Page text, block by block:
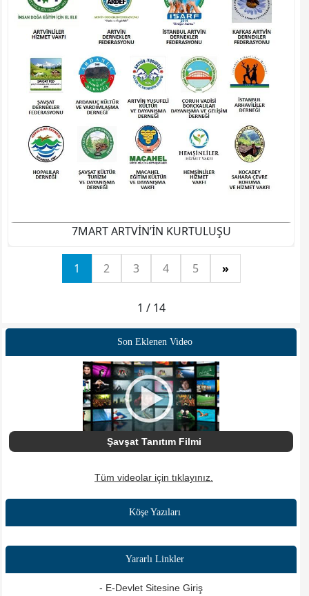
7MART ARTVİN’İN KURTULUŞU
1 2 3 4 5 »
1 / 14
Son Eklenen Video
Şavşat Tanıtım Filmi
Tüm videolar için tıklayınız.
Köşe Yazıları
Yararlı Linkler
- E-Devlet Sitesine Giriş